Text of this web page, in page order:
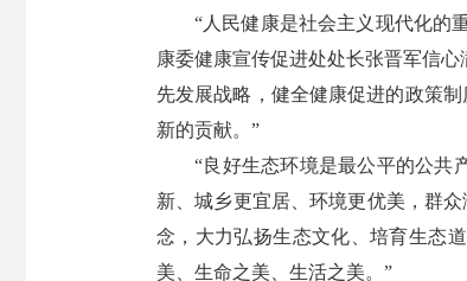
“人民健康是社会主义现代化的
康委健康宣传促进处处长张晋军信
先发展战略，健全健康促进的政策
新的贡献。”
“良好生态环境是最公平的公共
新、城乡更宜居、环境更优美，群
念，大力弘扬生态文化、培育生态
美、生命之美、生活之美。”